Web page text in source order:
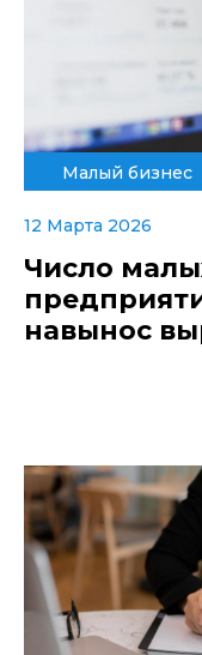
Малый бизнес
12 Марта 2026
Число
навынос